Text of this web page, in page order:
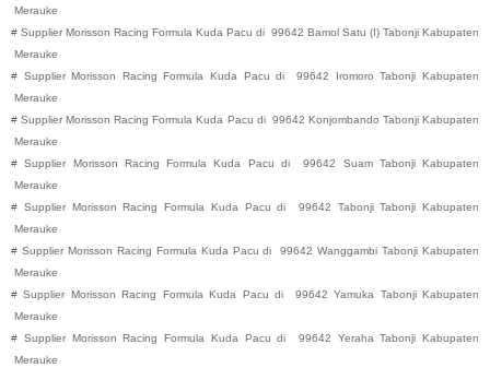
Merauke
# Supplier Morisson Racing Formula Kuda Pacu di 99642 Bamol Satu (I) Tabonji Kabupaten
Merauke
# Supplier Morisson Racing Formula Kuda Pacu di 99642 Iromoro Tabonji Kabupaten
Merauke
# Supplier Morisson Racing Formula Kuda Pacu di 99642 Konjombando Tabonji Kabupaten
Merauke
# Supplier Morisson Racing Formula Kuda Pacu di 99642 Suam Tabonji Kabupaten
Merauke
# Supplier Morisson Racing Formula Kuda Pacu di 99642 Tabonji Tabonji Kabupaten
Merauke
# Supplier Morisson Racing Formula Kuda Pacu di 99642 Wanggambi Tabonji Kabupaten
Merauke
# Supplier Morisson Racing Formula Kuda Pacu di 99642 Yamuka Tabonji Kabupaten
Merauke
# Supplier Morisson Racing Formula Kuda Pacu di 99642 Yeraha Tabonji Kabupaten
Merauke